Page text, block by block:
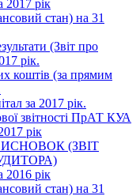
2017 рік
стан) на 31
(Звіт про
рік.
коштів (за прямим
за 2017 рік.
звітності ПрАТ КУА
рік
(ЗВІТ
2016 рік
стан) на 31